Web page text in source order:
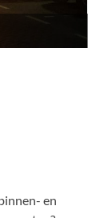
en